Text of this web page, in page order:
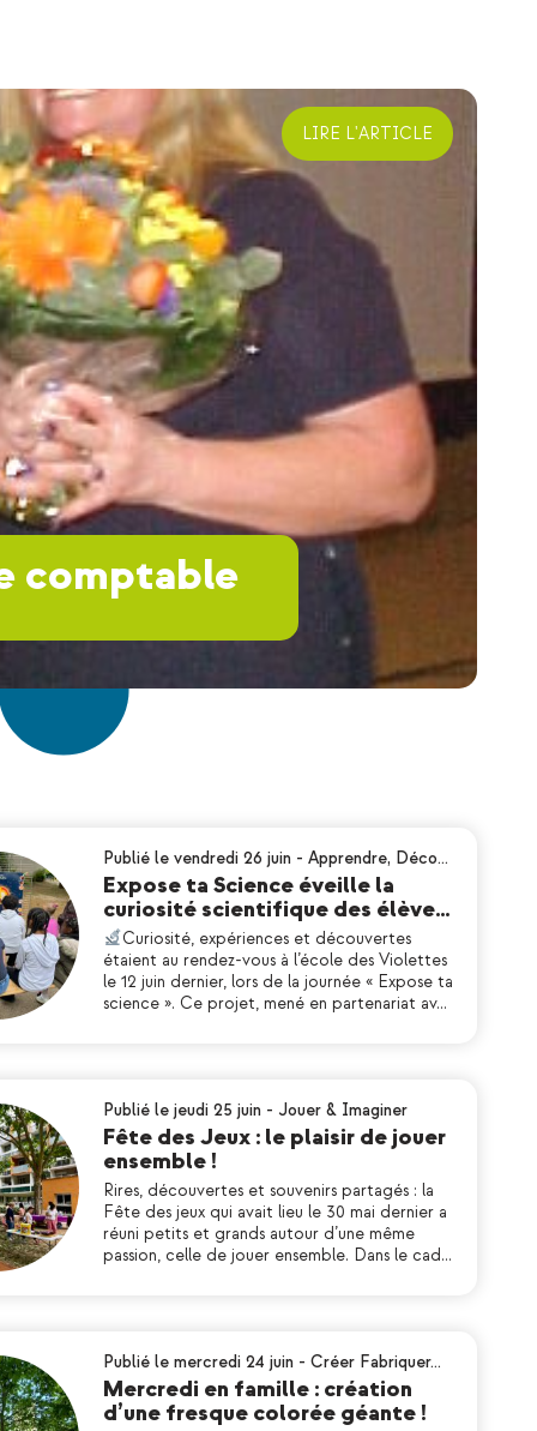
comptable
LIRE L'ARTICLE
Publié le vendredi 26 juin - Apprendre, Déco…
Expose ta Science éveille la
curiosité scientifique des élève…
Curiosité, expériences et découvertes
étaient au rendez-vous à l’école des Violettes
le 12 juin dernier, lors de la journée « Expose ta
science ». Ce projet, mené en partenariat av…
Publié le jeudi 25 juin - Jouer & Imaginer
Fête des Jeux : le plaisir de jouer
ensemble !
Rires, découvertes et souvenirs partagés : la
Fête des jeux qui avait lieu le 30 mai dernier a
réuni petits et grands autour d’une même
passion, celle de jouer ensemble. Dans le cad…
Publié le mercredi 24 juin - Créer Fabriquer…
Mercredi en famille : création
d’une fresque colorée géante !